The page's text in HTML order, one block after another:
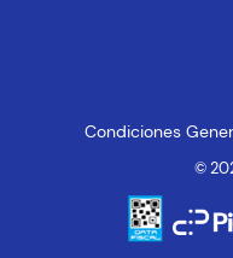
Condiciones
©